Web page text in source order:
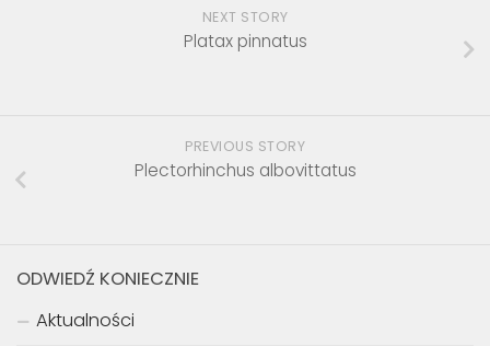
NEXT STORY
Platax pinnatus
PREVIOUS STORY
Plectorhinchus albovittatus
ODWIEDŹ KONIECZNIE
Aktualności